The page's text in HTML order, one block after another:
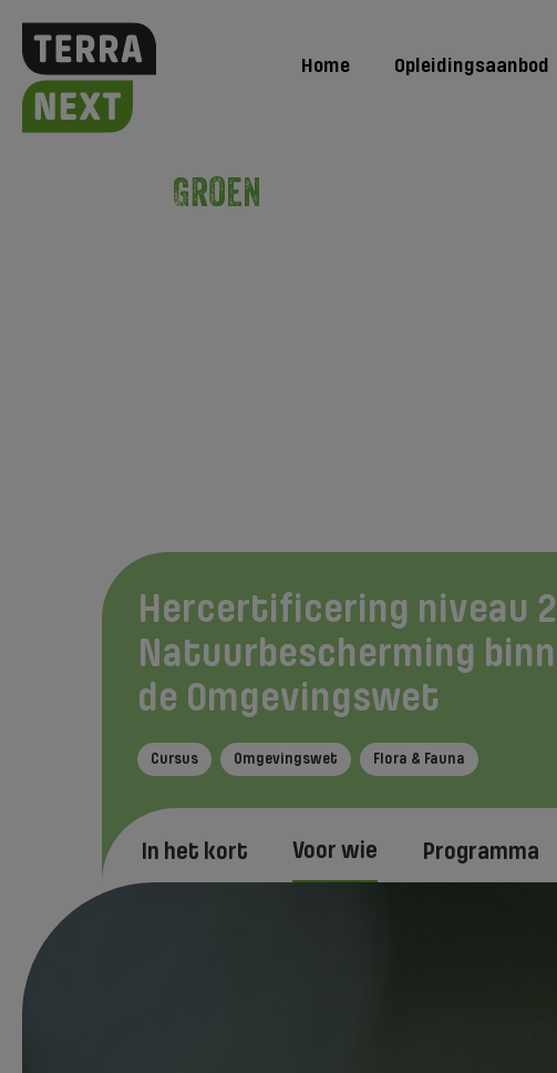
Home Opleidingsaanbod
Groen
Hercertificering niveau
Natuurbescherming
de Omgevingswet
Cursus Omgevingswet Flora & Fauna
In het kort Voor wie Programma
De cursus